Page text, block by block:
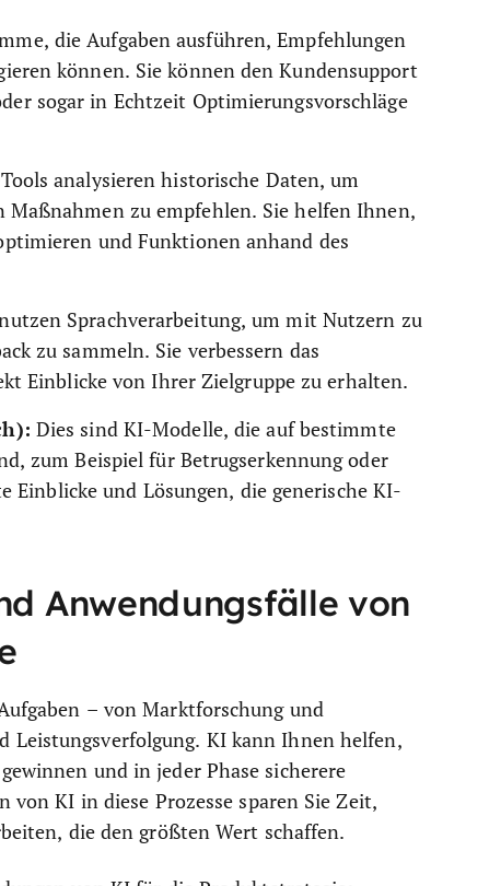
die Aufgaben ausführen, Empfehlungen
können. Sie können den Kundensupport
sogar in Echtzeit Optimierungsvorschläge
analysieren historische Daten, um
zu empfehlen. Sie helfen Ihnen,
und Funktionen anhand des
Sprachverarbeitung, um mit Nutzern zu
zu sammeln. Sie verbessern das
Einblicke von Ihrer Zielgruppe zu erhalten.
Dies sind KI-Modelle, die auf bestimmte
zum Beispiel für Betrugserkennung oder
und Lösungen, die generische KI-
Anwendungsfälle von
– von Marktforschung und
Leistungsverfolgung. KI kann Ihnen helfen,
und in jeder Phase sicherere
KI in diese Prozesse sparen Sie Zeit,
die den größten Wert schaffen.